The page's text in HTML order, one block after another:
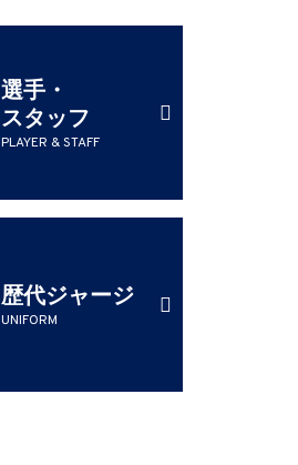
選手・
スタッフ
PLAYER & STAFF
歴代ジャージ
UNIFORM